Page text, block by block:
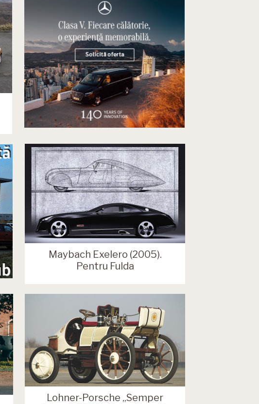
Maybach Exelero (2005).
Pentru Fulda
Lohner-Porsche „Semper